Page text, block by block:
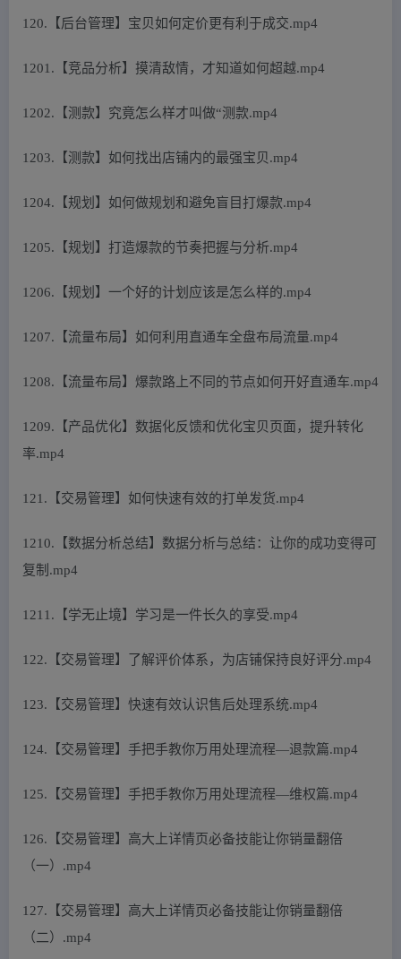
120.【后台管理】宝贝如何定价更有利于成交.mp4
1201.【竞品分析】摸清敌情，才知道如何超越.mp4
1202.【测款】究竟怎么样才叫做“测款.mp4
1203.【测款】如何找出店铺内的最强宝贝.mp4
1204.【规划】如何做规划和避免盲目打爆款.mp4
1205.【规划】打造爆款的节奏把握与分析.mp4
1206.【规划】一个好的计划应该是怎么样的.mp4
1207.【流量布局】如何利用直通车全盘布局流量.mp4
1208.【流量布局】爆款路上不同的节点如何开好直通车.mp4
1209.【产品优化】数据化反馈和优化宝贝页面，提升转化
率.mp4
121.【交易管理】如何快速有效的打单发货.mp4
1210.【数据分析总结】数据分析与总结：让你的成功变得可
复制.mp4
1211.【学无止境】学习是一件长久的享受.mp4
122.【交易管理】了解评价体系，为店铺保持良好评分.mp4
123.【交易管理】快速有效认识售后处理系统.mp4
124.【交易管理】手把手教你万用处理流程—退款篇.mp4
125.【交易管理】手把手教你万用处理流程—维权篇.mp4
126.【交易管理】高大上详情页必备技能让你销量翻倍
（一）.mp4
127.【交易管理】高大上详情页必备技能让你销量翻倍
（二）.mp4